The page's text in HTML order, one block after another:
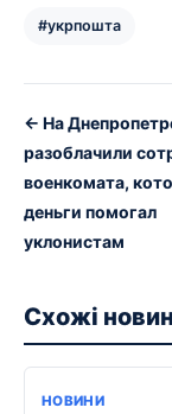
#укрпошта
← На
разоблачили
военкомата,
деньги помогал
уклонистам
Схожі
НОВИНИ